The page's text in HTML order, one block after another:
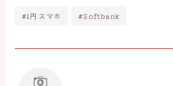
#1円スマホ #Softbank